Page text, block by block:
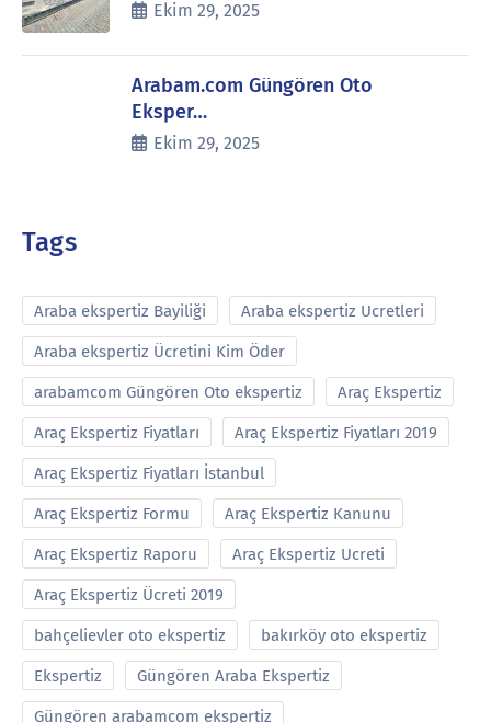
Ekim 29, 2025
Arabam.com Güngören Oto
Eksper…
Ekim 29, 2025
Tags
Araba ekspertiz Bayiliği Araba ekspertiz Ucretleri
Araba ekspertiz Ücretini Kim Öder
arabamcom Güngören Oto ekspertiz Araç Ekspertiz
Araç Ekspertiz Fiyatları Araç Ekspertiz Fiyatları 2019
Araç Ekspertiz Fiyatları İstanbul
Araç Ekspertiz Formu Araç Ekspertiz Kanunu
Araç Ekspertiz Raporu Araç Ekspertiz Ucreti
Araç Ekspertiz Ücreti 2019
bahçelievler oto ekspertiz bakırköy oto ekspertiz
Ekspertiz Güngören Araba Ekspertiz
Güngören arabamcom ekspertiz